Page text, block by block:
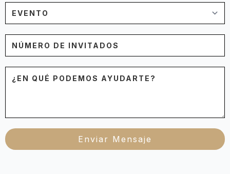
Service
Número
de
invitados
Mensaje
Enviar Mensaje